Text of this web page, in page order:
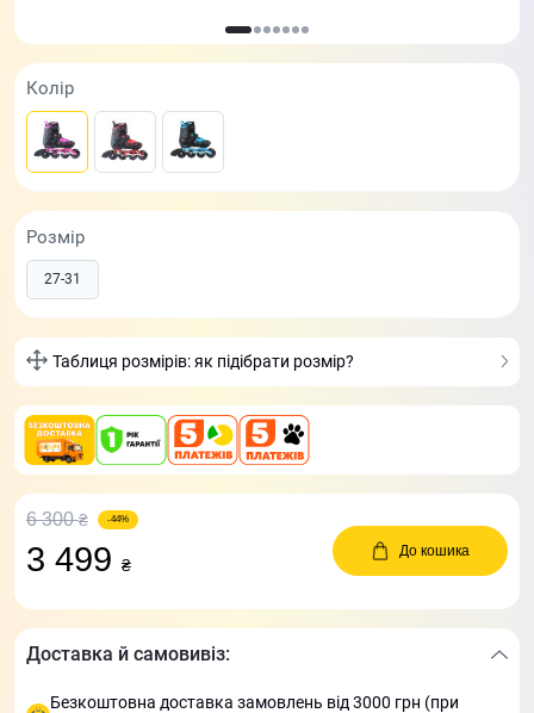
Колір
Розмір
27-31
Таблиця розмірів: як підібрати розмір?
6 300₴ -44%
3 499 ₴
До кошика
Доставка й самовивіз:
Безкоштовна доставка замовлень від 3000 грн (при